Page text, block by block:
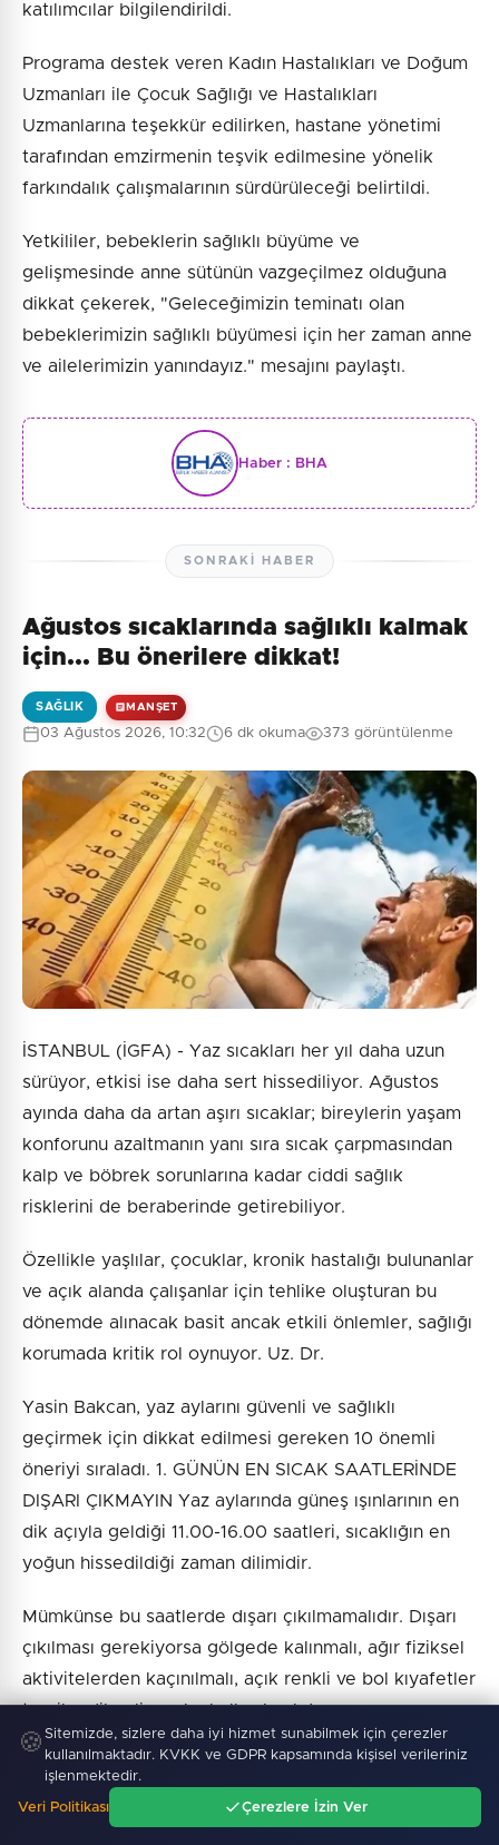
katılımcılar bilgilendirildi.
Programa destek veren Kadın Hastalıkları ve Doğum
Uzmanları ile Çocuk Sağlığı ve Hastalıkları
Uzmanlarına teşekkür edilirken, hastane yönetimi
tarafından emzirmenin teşvik edilmesine yönelik
farkındalık çalışmalarının sürdürüleceği belirtildi.
Yetkililer, bebeklerin sağlıklı büyüme ve
gelişmesinde anne sütünün vazgeçilmez olduğuna
dikkat çekerek, "Geleceğimizin teminatı olan
bebeklerimizin sağlıklı büyümesi için her zaman anne
ve ailelerimizin yanındayız." mesajını paylaştı.
Haber : BHA
SONRAKI HABER
Ağustos sıcaklarında sağlıklı kalmak
için... Bu önerilere dikkat!
SAĞLIK MANŞET
03 Ağustos 2026, 10:32 6 dk okuma 373 görüntülenme
İSTANBUL (İGFA) - Yaz sıcakları her yıl daha uzun
sürüyor, etkisi ise daha sert hissediliyor. Ağustos
ayında daha da artan aşırı sıcaklar; bireylerin yaşam
konforunu azaltmanın yanı sıra sıcak çarpmasından
kalp ve böbrek sorunlarına kadar ciddi sağlık
risklerini de beraberinde getirebiliyor.
Özellikle yaşlılar, çocuklar, kronik hastalığı bulunanlar
ve açık alanda çalışanlar için tehlike oluşturan bu
dönemde alınacak basit ancak etkili önlemler, sağlığı
korumada kritik rol oynuyor. Uz. Dr.
Yasin Bakcan, yaz aylarını güvenli ve sağlıklı
geçirmek için dikkat edilmesi gereken 10 önemli
öneriyi sıraladı. 1. GÜNÜN EN SICAK SAATLERİNDE
DIŞARI ÇIKMAYIN Yaz aylarında güneş ışınlarının en
dik açıyla geldiği 11.00-16.00 saatleri, sıcaklığın en
yoğun hissedildiği zaman dilimidir.
Mümkünse bu saatlerde dışarı çıkılmamalıdır. Dışarı
çıkılması gerekiyorsa gölgede kalınmalı, ağır fiziksel
aktivitelerden kaçınılmalı, açık renkli ve bol kıyafetler
tercih edilmeli, şapka kullanılmalıdır.
Park halindeki araçlarda çocuklar, yaşlılar veya evcil
hayvanlar hiçbir koşulda bırakılmamalıdır. 2.
SUSAMAYI BEKLEMEYİN, GÜN BOYU DÜZENLİ SU
🍪 Sitemizde, sizlere daha iyi hizmet sunabilmek için çerezler
kullanılmaktadır. KVKK ve GDPR kapsamında kişisel verileriniz
işlenmektedir.
Veri Politikası Çerezlere İzin Ver
Gündem Ara Menü